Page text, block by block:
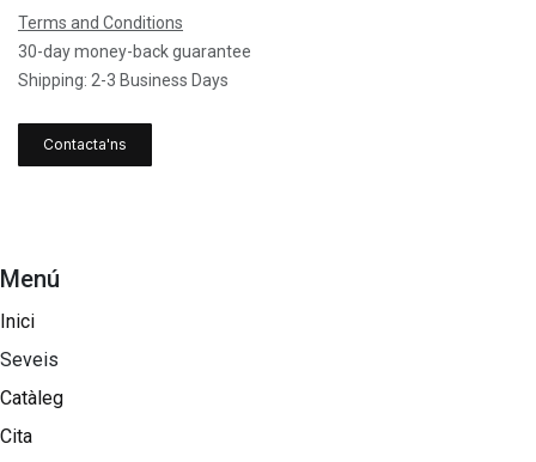
Terms and Conditions
30-day money-back guarantee
Shipping: 2-3 Business Days
Contacta'ns
Menú
Inici
Seveis
Catàleg
Cita